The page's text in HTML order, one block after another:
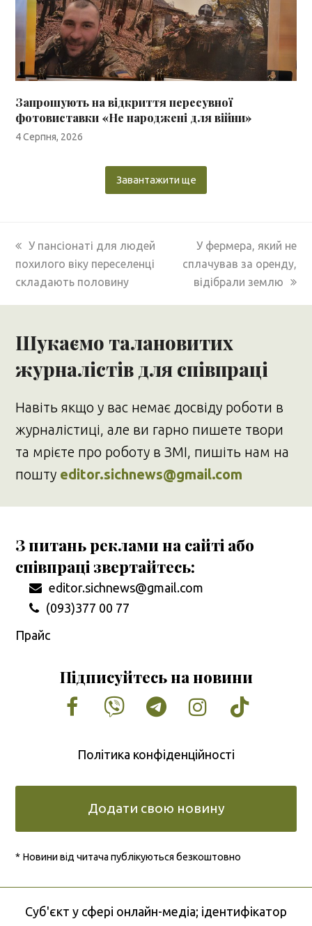
Запрошують на відкриття пересувної
фотовиставки «Не народжені для війни»
4 Серпня, 2026
Завантажити ще
previous
post:
У пансіонаті для людей
похилого віку переселенці
складають половину
next
post:
У фермера, який не
сплачував за оренду,
відібрали землю
Шукаємо талановитих
журналістів для співпраці
Навіть якщо у вас немає досвіду роботи в
журналістиці, але ви гарно пишете твори
та мрієте про роботу в ЗМІ, пишіть нам на
пошту editor.sichnews@gmail.com
З питань реклами на сайті або
співпраці звертайтесь:
editor.sichnews@gmail.com
(093)377 00 77
Прайс
Підписуйтесь на новини
Facebook
VimeoTumblrInstagram
Tiktok
Політика конфіденційності
Додати свою новину
* Новини від читача публікуються безкоштовно
Cуб'єкт у сфері онлайн-медіа; ідентифікатор